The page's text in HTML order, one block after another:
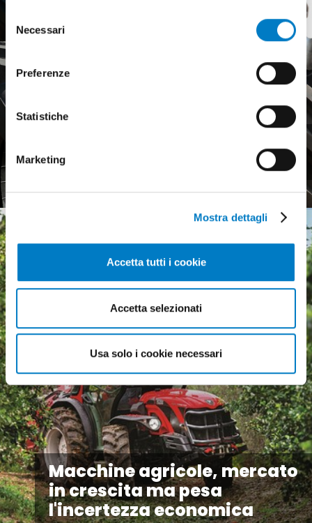
all’utilizzo di tutti, o solamente di alcuni di essi, ti
del
consenso
Necessari
Preferenze
Statistiche
Marketing
Mostra dettagli
Accetta tutti i cookie
Accetta selezionati
Usa solo i cookie necessari
mercato europeo debole
Macchine agricole, mercato
in crescita ma pesa
l'incertezza economica